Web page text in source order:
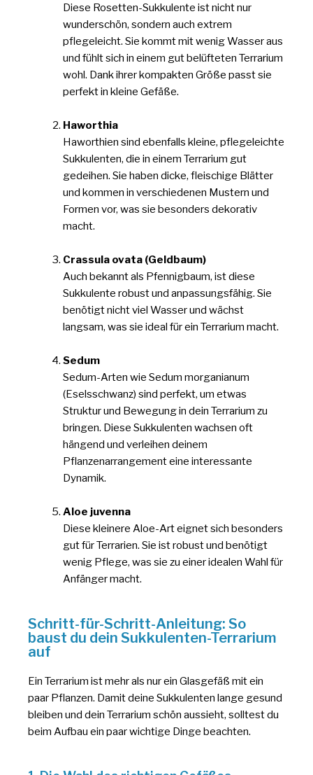
Diese Rosetten-Sukkulente ist nicht nur
wunderschön, sondern auch extrem
pflegeleicht. Sie kommt mit wenig Wasser aus
und fühlt sich in einem gut belüfteten Terrarium
wohl. Dank ihrer kompakten Größe passt sie
perfekt in kleine Gefäße.
Haworthia
Haworthien sind ebenfalls kleine, pflegeleichte
Sukkulenten, die in einem Terrarium gut
gedeihen. Sie haben dicke, fleischige Blätter
und kommen in verschiedenen Mustern und
Formen vor, was sie besonders dekorativ
macht.
Crassula ovata (Geldbaum)
Auch bekannt als Pfennigbaum, ist diese
Sukkulente robust und anpassungsfähig. Sie
benötigt nicht viel Wasser und wächst
langsam, was sie ideal für ein Terrarium macht.
Sedum
Sedum-Arten wie Sedum morganianum
(Eselsschwanz) sind perfekt, um etwas
Struktur und Bewegung in dein Terrarium zu
bringen. Diese Sukkulenten wachsen oft
hängend und verleihen deinem
Pflanzenarrangement eine interessante
Dynamik.
Aloe juvenna
Diese kleinere Aloe-Art eignet sich besonders
gut für Terrarien. Sie ist robust und benötigt
wenig Pflege, was sie zu einer idealen Wahl für
Anfänger macht.
Schritt-für-Schritt-Anleitung: So
baust du dein Sukkulenten-Terrarium
auf
Ein Terrarium ist mehr als nur ein Glasgefäß mit ein
paar Pflanzen. Damit deine Sukkulenten lange gesund
bleiben und dein Terrarium schön aussieht, solltest du
beim Aufbau ein paar wichtige Dinge beachten.